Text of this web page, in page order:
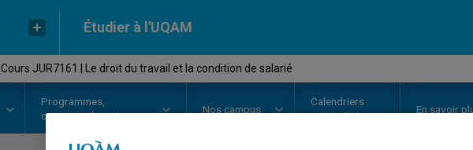
Étudier à l'UQAM
Cours JUR7161 | Le droit du travail et la condition de salarié
Programmes,
cours et admission
Nos campus
Calendriers
universitaires
En savoir